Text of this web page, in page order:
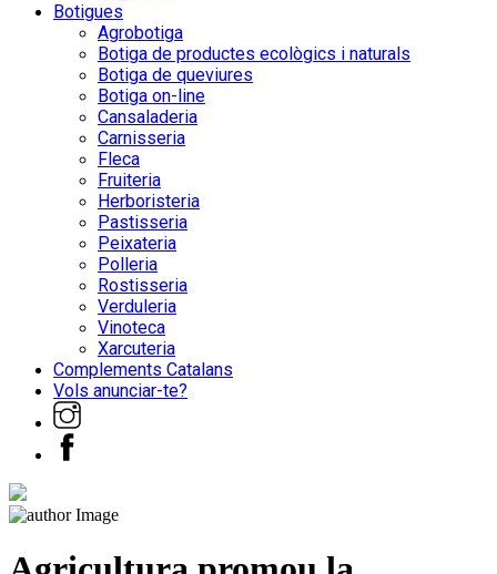
Botigues
Agrobotiga
Botiga de productes ecològics i naturals
Botiga de queviures
Botiga on-line
Cansaladeria
Carnisseria
Fleca
Fruiteria
Herboristeria
Pastisseria
Peixateria
Polleria
Rostisseria
Verduleria
Vinoteca
Xarcuteria
Complements Catalans
Vols anunciar-te?